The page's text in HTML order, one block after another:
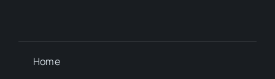
Home